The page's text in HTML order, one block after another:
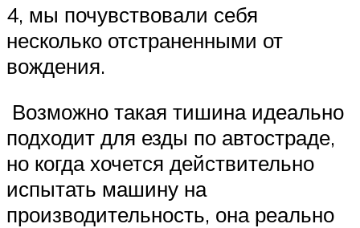
4, мы почувствовали себя
несколько отстраненными от
вождения.
Возможно такая тишина идеально
подходит для езды по автостраде,
но когда хочется действительно
испытать машину на
производительность, она реально